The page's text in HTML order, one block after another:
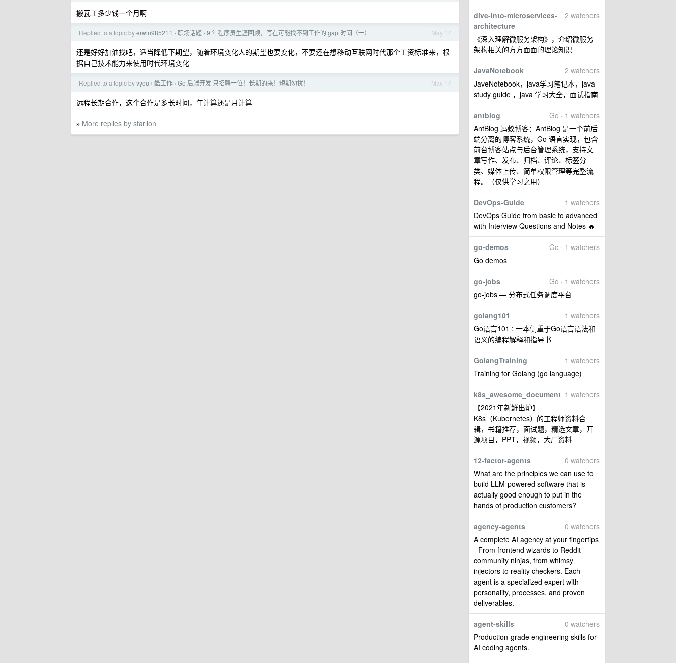
2 watchers
dive-into-microservices-
architecture
《深入理解微服务架构》，介绍微服务
架构相关的方方面面的理论知识
2 watchers
JavaNotebook
JaveNotebook，java学习笔记本，java
study guide ，java 学习大全，面试指南
Go · 1 watchers
antblog
AntBlog 蚂蚁博客：AntBlog 是一个前后
端分离的博客系统，Go 语言实现，包含
前台博客站点与后台管理系统，支持文
章写作、发布、归档、评论、标签分
类、媒体上传、简单权限管理等完整流
程。（仅供学习之用）
1 watchers
DevOps-Guide
DevOps Guide from basic to advanced
with Interview Questions and Notes 🔥
Go · 1 watchers
go-demos
Go demos
Go · 1 watchers
go-jobs
go-jobs — 分布式任务调度平台
1 watchers
golang101
Go语言101 : 一本侧重于Go语言语法和
语义的编程解释和指导书
1 watchers
GolangTraining
Training for Golang (go language)
1 watchers
k8s_awesome_document
【2021年新鲜出炉】
K8s（Kubernetes）的工程师资料合
辑，书籍推荐，面试题，精选文章，开
源项目，PPT，视频，大厂资料
0 watchers
12-factor-agents
What are the principles we can use to
build LLM-powered software that is
actually good enough to put in the
hands of production customers?
0 watchers
agency-agents
A complete AI agency at your fingertips
- From frontend wizards to Reddit
community ninjas, from whimsy
injectors to reality checkers. Each
agent is a specialized expert with
personality, processes, and proven
deliverables.
0 watchers
agent-skills
Production-grade engineering skills for
AI coding agents.
搬瓦工多少钱一个月啊
May 17
Replied to a topic byerwin985211 › 职场话题 › 9 年程序员生涯回顾，写在可能找不到工作的 gap 时间（一）
还是好好加油找吧，适当降低下期望，随着环境变化人的期望也要变化，不要还在想移动互联网时代那个工资标准来，根
据自己技术能力来使用时代环境变化
May 17
Replied to a topic byvyou › 酷工作 › Go 后端开发 只招聘一位！长期的来！短期勿扰！
远程长期合作，这个合作是多长时间，年计算还是月计算
» More replies by starlion